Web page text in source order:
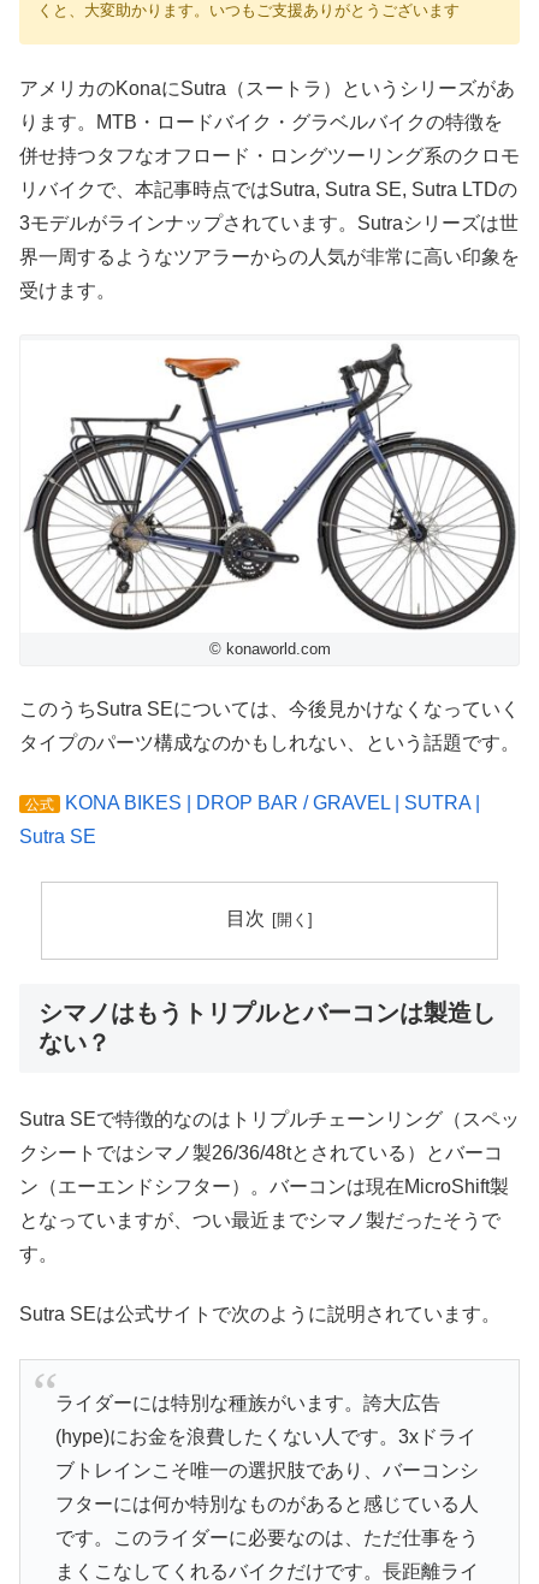
くと、大変助かります。いつもご支援ありがとうございます
アメリカのKonaにSutra（スートラ）というシリーズがあ
ります。MTB・ロードバイク・グラベルバイクの特徴を
併せ持つタフなオフロード・ロングツーリング系のクロモ
リバイクで、本記事時点ではSutra, Sutra SE, Sutra LTDの
3モデルがラインナップされています。Sutraシリーズは世
界一周するようなツアラーからの人気が非常に高い印象を
受けます。
© konaworld.com
このうちSutra SEについては、今後見かけなくなっていく
タイプのパーツ構成なのかもしれない、という話題です。
公式
KONA BIKES | DROP BAR / GRAVEL | SUTRA |
Sutra SE
目次
シマノはもうトリプルとバーコンは製造し
ない？
Sutra SEで特徴的なのはトリプルチェーンリング（スペッ
クシートではシマノ製26/36/48tとされている）とバーコ
ン（エーエンドシフター）。バーコンは現在MicroShift製
となっていますが、つい最近までシマノ製だったそうで
す。
Sutra SEは公式サイトで次のように説明されています。
ライダーには特別な種族がいます。誇大広告
(hype)にお金を浪費したくない人です。3xドライ
ブトレインこそ唯一の選択肢であり、バーコンシ
フターには何か特別なものがあると感じている人
です。このライダーに必要なのは、ただ仕事をう
まくこなしてくれるバイクだけです。長距離ライ